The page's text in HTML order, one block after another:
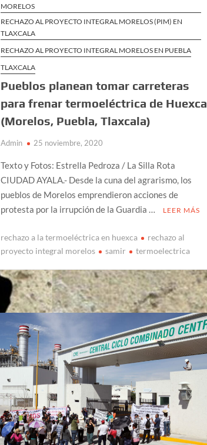
MORELOS
RECHAZO AL PROYECTO INTEGRAL MORELOS (PIM) EN
TLAXCALA
RECHAZO AL PROYECTO INTEGRAL MORELOS EN PUEBLA
TLAXCALA
Pueblos planean tomar carreteras
para frenar termoeléctrica de Huexca
(Morelos, Puebla, Tlaxcala)
Admin 25 noviembre, 2020
Texto y Fotos: Estrella Pedroza / La Silla Rota
CIUDAD AYALA.- Desde la cuna del agrarismo, los
pueblos de Morelos emprendieron acciones de
protesta por la irrupción de la Guardia …
LEER MÁS
rechazo a la termoeléctrica en huexca
rechazo al
proyecto integral morelos
samir termoelectrica